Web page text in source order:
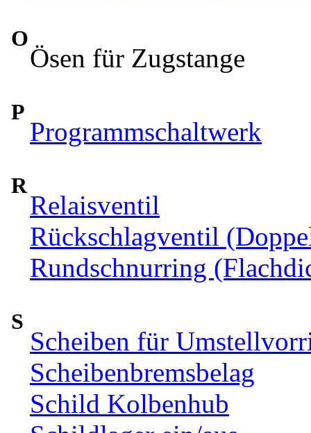
O
Ösen für Zugstange
P
Programmschaltwerk
R
Relaisventil
Rückschlagventil
Rundschnurring
S
Scheiben für
Scheibenbremsbelag
Schild Kolbenhub